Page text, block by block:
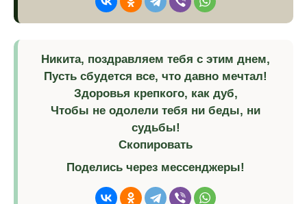
Никита, поздравляем тебя с этим днем,
Пусть сбудется все, что давно мечтал!
Здоровья крепкого, как дуб,
Чтобы не одолели тебя ни беды, ни
судьбы!
Скопировать
Поделись через мессенджеры!